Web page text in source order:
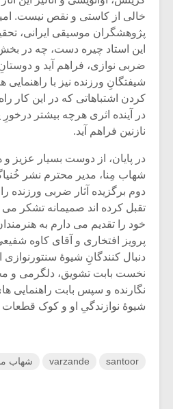
خالی از کاستی و نقص نیست.
پژوهشگران موسیقی ایرانی،
این استاد چیره ‏دست، چه در
ضربی ‏نوازی، فراهم آید و
شیفتگانِ ورزنده نیز با راهنمایی‏
کردن اشتباهاتی که در این کار راه
در آینده اثری هرچه بیشتر درخورِ
نازنین فراهم آید.
در پایان، از دوست بسیار عزیز
شهاب مِنا، مدیر محترم نشر
دوم برگزیده آثار ضربی ورزنده
تقبل کرده ‏اند صمیمانه تشکر
خود را تقدیم می ‏دارم به
پرویز افتخاری و آقای کاوه
دنبال‏ کنندگانِ شیوۀ سنتورنوازی
نخست بابت تشویق‏، دلگرمی و
نگارنده و سپس بابت راهنمایی‏
شیوۀ نوازندگیِ او و کوک
santoor
varzande شهاب